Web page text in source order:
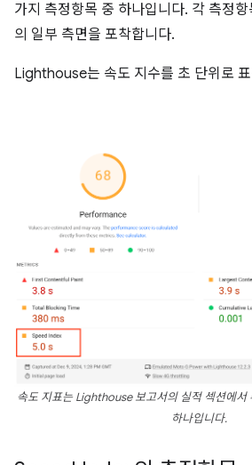
가지 측정항목 중 하나입니다. 각 측정
의 일부 측면을 포착합니다.
Lighthouse는 속도 지수를 초 단위로
속도 지표는 Lighthouse 보고서의 실적섹션에서
하나입니다.